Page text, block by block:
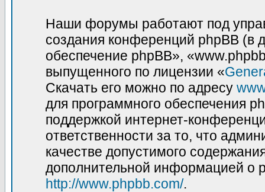
Наши форумы работают под
создания конференций phpBB
обеспечение phpBB»,
выпущенного по лицензии «
Скачать его можно по адресу
для программного обеспечения
поддержкой интернет-
ответственности за то, что
качестве допустимого
дополнительной информацией о
http://www.phpbb.com/.